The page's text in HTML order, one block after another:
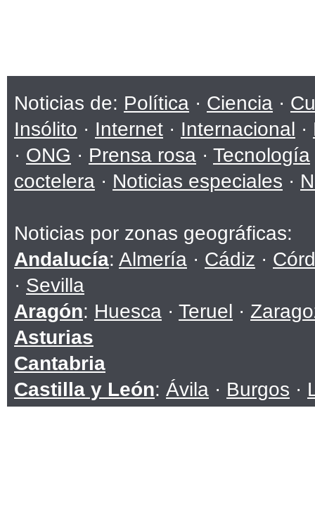
Noticias de: Política · Ciencia ·
Insólito · Internet · Internacional ·
· ONG · Prensa rosa · Tecnología
coctelera · Noticias especiales ·
Noticias por zonas geográficas:
Andalucía: Almería · Cádiz ·
· Sevilla
Aragón: Huesca · Teruel ·
Asturias
Cantabria
Castilla y León: Ávila · Burgos ·